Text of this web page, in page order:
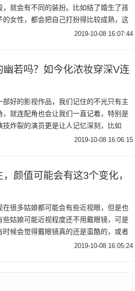
，就会有不同的装扮。比如结了婚生了孩
的女性，都会把自己打扮得比较成熟，这
样子显得自己的身份比较稳重。但是从曝光
2019-10-08 16:07:44
若吗？如今化浓妆穿深V连
部好的影视作品，我们记住的不光只有主
，就连配角也会让我们一直记着，特别是
技炸裂的演员更是让人记忆深刻，比如
《还珠格格》里面的容嬷嬷，就连小孩子都
2019-10-08 16:06:15
颜值可能会有这3个变化，
在很多姑娘都可能会有些近视眼，但是也
些姑娘可能近视程度还不用戴眼镜，可是
时候会觉得戴眼镜真的还是蛮酷的，或者
是觉得戴眼镜可以很好的修饰脸型，所以就
2019-10-08 16:05:24